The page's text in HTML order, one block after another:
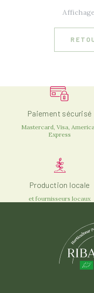
Forte (résiste à -
Très forte
Plein soleil
Soleil du matin,
Paiement sécurisé
Mastercard, Visa,
Express
Production locale
et fournisseurs locaux